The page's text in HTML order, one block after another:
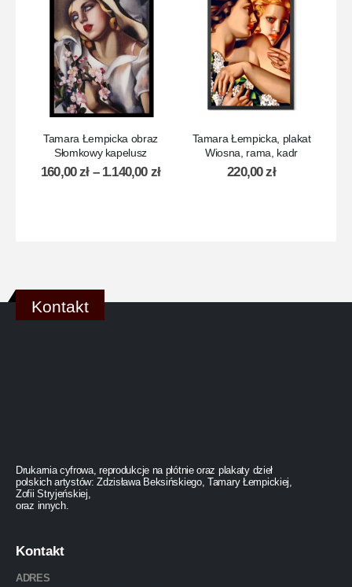
Tamara Łempicka obraz
Słomkowy kapelusz
160,00zł – 1.140,00 zł
Tamara Łempicka, plakat
Wiosna, rama, kadr
220,00zł
Kontakt
Drukarnia cyfrowa, reprodukcje na płótnie oraz plakaty dzieł
polskich artystów: Zdzisława Beksińskiego, Tamary Łempickiej,
Zofii Stryjeńskiej,
oraz innych.
Kontakt
ADRES